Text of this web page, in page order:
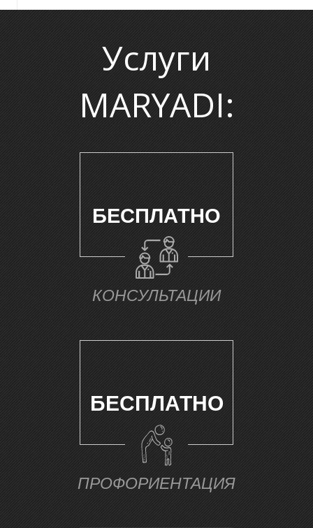
У
Услуги
MARYADI:
БЕСПЛАТНО
КОНСУЛЬТАЦИИ
БЕСПЛАТНО
ПРОФОРИЕНТАЦИЯ